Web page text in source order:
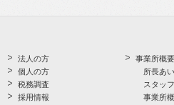
法人の方
個人の方
税務調査
採用情報
事業所概要
所長あ
スタッ
事業所